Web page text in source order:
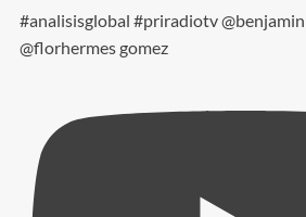
#analisisglobal #priradiotv
@florhermes gomez